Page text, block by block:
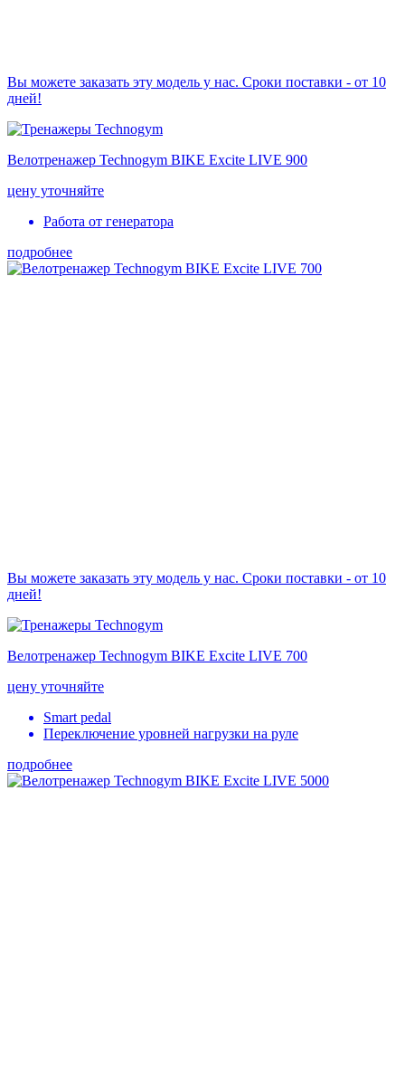
Вы можете заказать эту модель у нас. Сроки поставки - от 10
дней!
Велотренажер Technogym BIKE Excite LIVE 900
цену уточняйте
Работа от генератора
подробнее
Вы можете заказать эту модель у нас. Сроки поставки - от 10
дней!
Велотренажер Technogym BIKE Excite LIVE 700
цену уточняйте
Smart pedal
Переключение уровней нагрузки на руле
подробнее